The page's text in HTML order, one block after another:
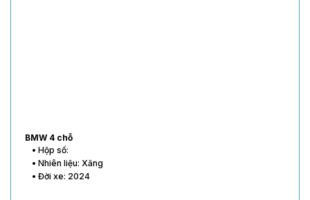
BMW 4 chỗ
• Hộp số:
• Nhiên liệu: Xăng
• Đời xe: 2024